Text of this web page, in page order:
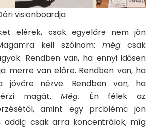
visionboardja
elérek, csak egyelőre nem jön
kell szólnom: mégcsak
Rendben van, ha ennyi idősen
merre van előre. Rendben van, ha
jövőre nézve. Rendben van, ha
magát. Még. Én félek az
amint egy probléma jön
addig csak arra koncentrálok, míg